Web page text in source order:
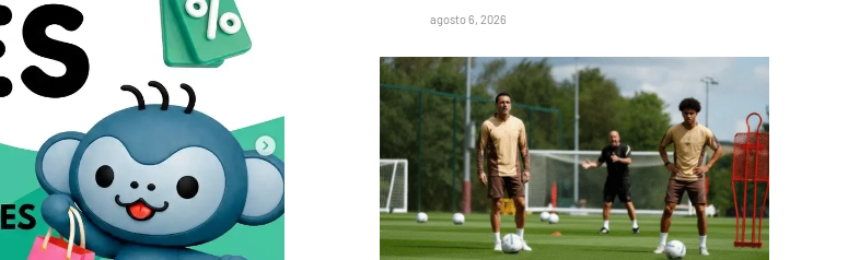
agosto 6, 2026